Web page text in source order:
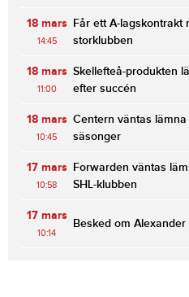
18 mars
14:45
Får ett A-lagskontrakt
storklubben
18 mars
11:00
Skellefteå-produkten
efter succén
18 mars
10:45
Centern väntas
säsonger
17 mars
10:58
Forwarden väntas
SHL-klubben
17 mars
10:14
Besked om